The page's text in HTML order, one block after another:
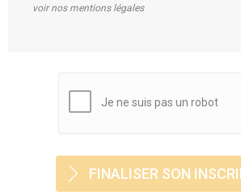
voir nos mentions légales